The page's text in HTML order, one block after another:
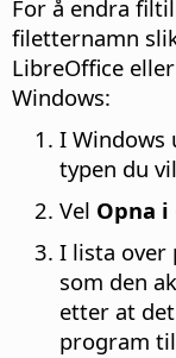
For å endra
filetternamn
LibreOffice
Windows:
I Windows
typen du
Vel Opna
I lista over
som den
etter at
program